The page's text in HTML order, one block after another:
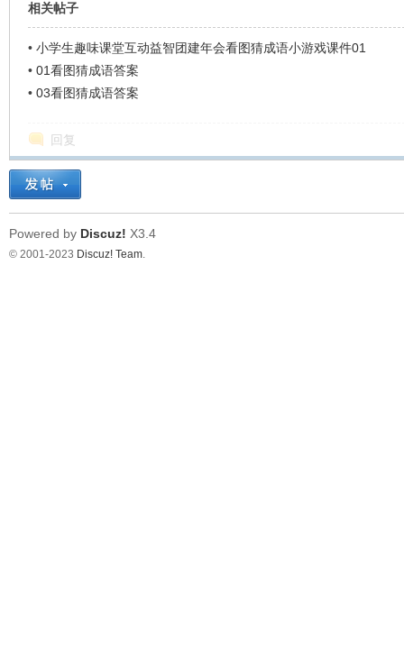
相关帖子
• 小学生趣味课堂互动益智团建年会看图猜成语小游戏课件01
• 01看图猜成语答案
• 03看图猜成语答案
回复
Powered by Discuz! X3.4
© 2001-2023 Discuz! Team.